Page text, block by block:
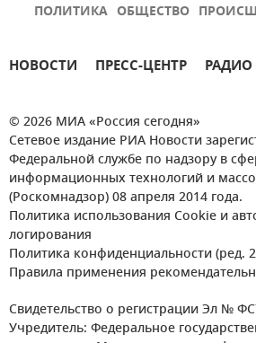
ПОЛИТИКА ОБЩЕСТВО
НОВОСТИ ПРЕСС-ЦЕНТР РАДИО
© 2026 МИА «Россия сегодня»
Сетевое издание РИА Новости
Федеральной службе по надзору в
информационных технологий и
(Роскомнадзор) 08 апреля 2014 года.
Политика использования Cookie и
логирования
Политика конфиденциальности (ред.
Правила применения
Свидетельство о регистрации Эл №
Учредитель: Федеральное